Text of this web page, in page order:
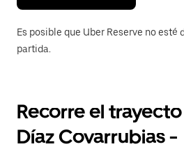
Es posible que Uber Reserve no esté
partida.
Recorre el
Díaz Covarrubias -